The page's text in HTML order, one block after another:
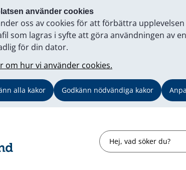
använder cookies
oss av cookies för att förbättra
som lagras i syfte att göra användningen av
för din dator.
om hur vi använder cookies.
alla kakor Godkänn nödvändiga kakor
Sök